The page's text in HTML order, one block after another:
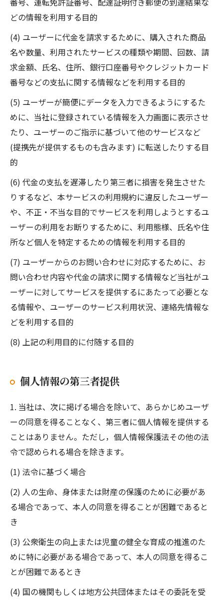
どの情報を利用する目的
(4) ユーザーに代金を請求するために、購入された商品
名や数量、利用されたサービスの種類や期間、回数、請
求金額、氏名、住所、銀行口座番号やクレジットカード
番号などの支払に関する情報などを利用する目的
(5) ユーザーが簡便にデータを入力できるようにするた
めに、当社に登録されている情報を入力画面に表示させ
たり、ユーザーのご指示に基づいて他のサービスなど
(提携先が提供するものも含みます) に転送したりする目
的
(6) 代金の支払を遅滞したり第三者に損害を発生させた
りするなど、本サービスの利用規約に違反したユーザー
や、不正・不当な目的でサービスを利用しようとするユ
ーザーの利用をお断りするために、利用態様、氏名や住
所など個人を特定するための情報を利用する目的
(7) ユーザーからのお問い合わせに対応するために、お
問い合わせ内容や代金の請求に関する情報など当社がユ
ーザーに対してサービスを提供するにあたって必要とな
る情報や、ユーザーのサービス利用状況、連絡先情報な
どを利用する目的
(8) 上記の利用目的に付随する目的
個人情報の第三者提供
1. 当社は、次に掲げる場合を除いて、あらかじめユーザ
ーの同意を得ることなく、第三者に個人情報を提供する
ことはありません。ただし，個人情報保護法その他の法
令で認められる場合を除きます。
(1) 法令に基づく場合
(2) 人の生命、身体または財産の保護のために必要があ
る場合であって、本人の同意を得ることが困難であると
き
(3) 公衆衛生の向上または児童の健全な育成の推進のた
めに特に必要がある場合であって、本人の同意を得るこ
とが困難であるとき
(4) 国の機関もしくは地方公共団体またはその委託を受